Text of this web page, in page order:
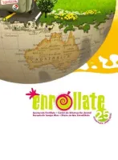
de Luz. Museo de
central térmica de la
de Ponferrada –
Cultural (antigua
[…]
de la
Por favor,